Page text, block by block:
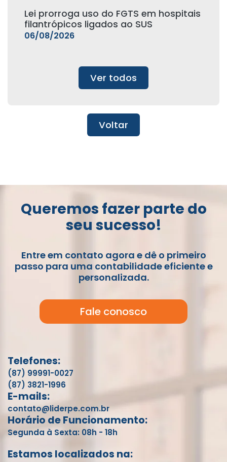
Lei prorroga uso do FGTS em hospitais
filantrópicos ligados ao SUS
06/08/2026
Ver todos
Voltar
Queremos fazer parte do
seu sucesso!
Entre em contato agora e dê o primeiro
passo para uma contabilidade eficiente e
personalizada.
Fale conosco
Telefones:
(87) 99991-0027
(87) 3821-1996
E-mails:
contato@liderpe.com.br
Horário de Funcionamento:
Segunda à Sexta: 08h - 18h
Estamos localizados na: